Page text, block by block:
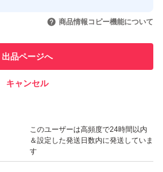
引を完了させた実績があります
での取引実績があります
このユーザーは高頻度で24時間以内
＆設定した発送日数内に発送していま
す
商品情報コピー機能について
出品ページへ
キャンセル